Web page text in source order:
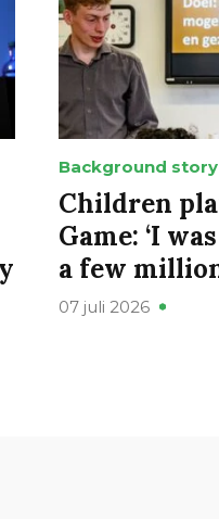
Background story
Children
Game: ‘I
a few
07 juli 2026